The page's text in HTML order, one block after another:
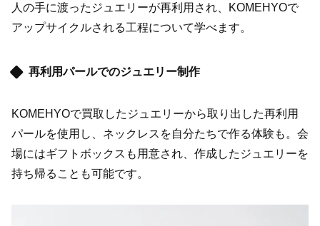
人の手に渡ったジュエリーが再利用され、KOMEHYOで
アップサイクルされる工程について学べます。
再利用パールでのジュエリー制作
KOMEHYOで買取したジュエリーから取り出した再利用
パールを使用し、ネックレスを自分たちで作る体験も。会
場にはギフトボックスも用意され、作成したジュエリーを
持ち帰ることも可能です。